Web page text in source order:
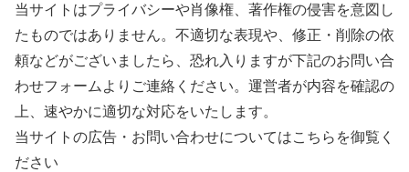
当サイトはプライバシーや肖像権、著作権の侵害を意図し
たものではありません。不適切な表現や、修正・削除の依
頼などがございましたら、恐れ入りますが下記のお問い合
わせフォームよりご連絡ください。運営者が内容を確認の
上、速やかに適切な対応をいたします。
当サイトの広告・お問い合わせについてはこちらを御覧く
ださい